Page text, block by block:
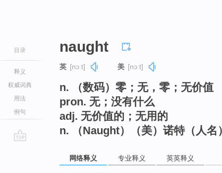
目录
释义
权威词典
用法
例句
naught
英 [nɔːt] 美 [nɔːt]
n. （数码）零；无，零；无价值
pron. 无；没有什么
adj. 无价值的；无用的
n. （Naught）（美）诺特（人名
网络释义 专业释义 英英释义